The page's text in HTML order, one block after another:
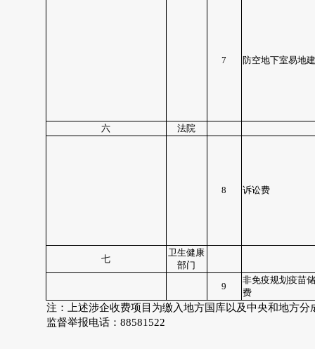
7 防空地下室易地
六 法院
8 诉讼费
七
卫生健康
部门
9
非免疫规划疫苗
费
注：上述涉企收费项目为缴入地方国库以及中央和地方
监督举报电话： 88581522